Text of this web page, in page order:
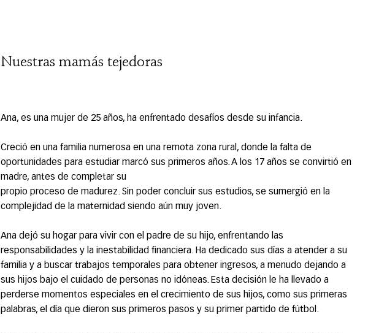
Nuestras mamás tejedoras
Ana, es una mujer de 25 años, ha enfrentado desafíos desde su infancia.
Creció en una familia numerosa en una remota zona rural, donde la falta de
oportunidades para estudiar marcó sus primeros años. A los 17 años se convirtió en
madre, antes de completar su
propio proceso de madurez. Sin poder concluir sus estudios, se sumergió en la
complejidad de la maternidad siendo aún muy joven.
Ana dejó su hogar para vivir con el padre de su hijo, enfrentando las
responsabilidades y la inestabilidad financiera. Ha dedicado sus días a atender a su
familia y a buscar trabajos temporales para obtener ingresos, a menudo dejando a
sus hijos bajo el cuidado de personas no idóneas. Esta decisión le ha llevado a
perderse momentos especiales en el crecimiento de sus hijos, como sus primeras
palabras, el día que dieron sus primeros pasos y su primer partido de fútbol.